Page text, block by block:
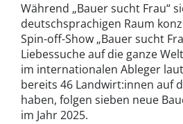
Während „Bauer sucht Frau“
deutschsprachigen Raum
Spin-off-Show „Bauer sucht
Liebessuche auf die ganze
im internationalen Ableger laut
bereits 46 Landwirt:innen auf
haben, folgen sieben neue
im Jahr 2025.